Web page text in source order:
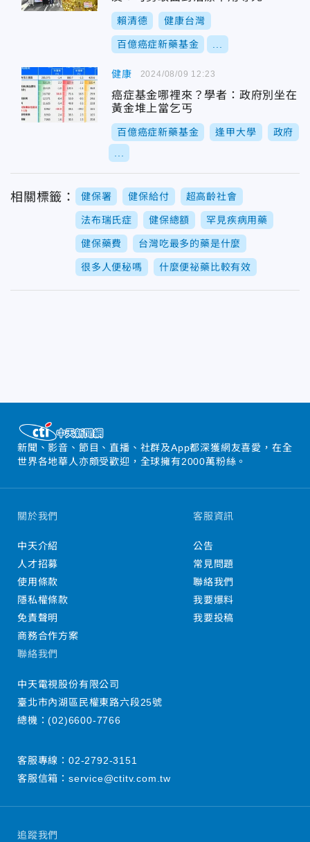
賴清德 健康台灣
百億癌症新藥基金
健康
癌症基金哪裡來？學者：政府別坐在
黃金堆上當乞丐
百億癌症新藥基金 逢甲大學 政府
2024/08/09 12:23
相關標籤： 健保署 健保給付 超高齡社會
法布瑞氏症 健保總額 罕見疾病用藥
健保藥費 台灣吃最多的藥是什麼
很多人便秘嗎 什麼便祕藥比較有效
新聞、影音、節目、直播、社群及App都深獲網友喜愛，在全
世界各地華人亦頗受歡迎，全球擁有2000萬粉絲。
追蹤我們
關於我們
中天介紹
人才招募
使用條款
隱私權條款
免責聲明
商務合作方案
客服資訊
公告
常見問題
聯絡我們
我要爆料
我要投稿
聯絡我們
中天電視股份有限公司
臺北市內湖區民權東路六段25號
總機：(02)6600-7766
客服專線： 02-2792-3151
客服信箱： service@ctitv.com.tw